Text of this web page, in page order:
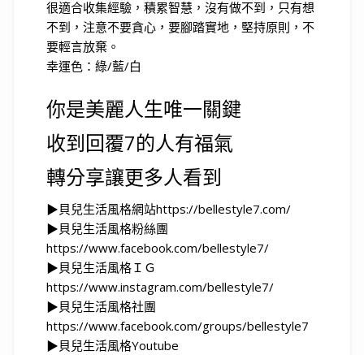
很適合收集經驗，積累智慧，沒有做不到，只有想
不到，注意不要貪心，要腳踏實地，堅持原則，不
要輕言放棄。
幸運色：綠/藍/白
你是美麗人生唯一關鍵
收到回覆7的人有福氣
轉分享讓更多人看到
▶貝兒生活風格網站https://bellestyle7.com/
▶貝兒生活風格粉絲團
https://www.facebook.com/bellestyle7/
▶貝兒生活風格ＩＧ
https://www.instagram.com/bellestyle7/
▶貝兒生活風格社團
https://www.facebook.com/groups/bellestyle7
▶貝兒生活風格Youtube